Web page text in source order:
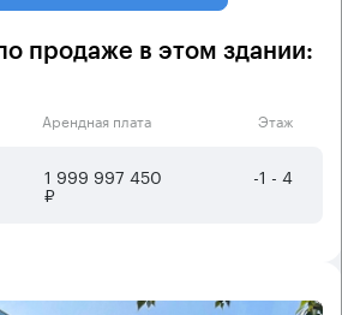
продаже в этом здании:
Арендная плата Этаж
1 999 997 450
₽
-1 - 4